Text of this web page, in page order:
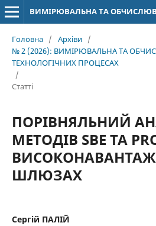
Головна / Архіви /
№ 2 (2026): ВИМІРЮВАЛЬНА ТА
ТЕХНОЛОГІЧНИХ ПРОЦЕСАХ
/
Статті
ПОРІВНЯЛЬНИЙ
МЕТОДІВ SBE ТА
ШЛЮЗАХ
Сергій ПАЛІЙ